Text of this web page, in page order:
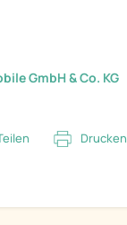
GmbH & Co. KG
Drucken